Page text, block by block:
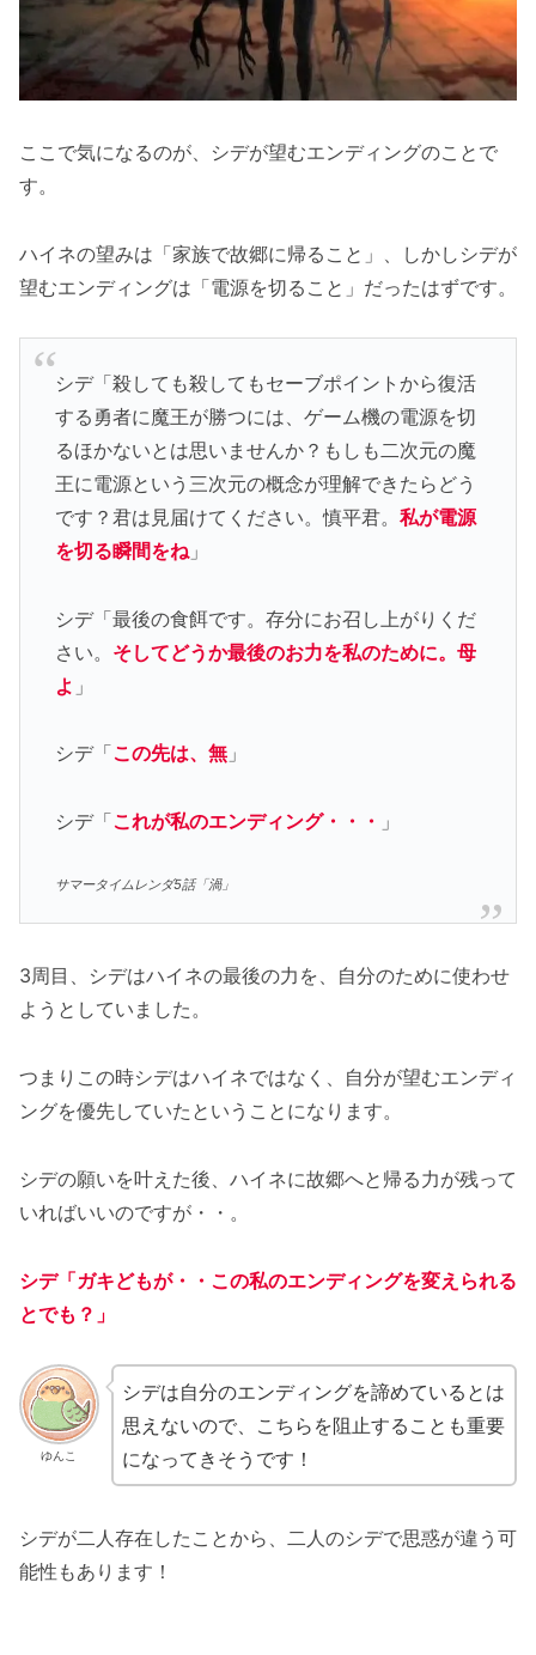
ここで気になるのが、シデが望むエンディングのことで
す。
ハイネの望みは「家族で故郷に帰ること」、しかしシデが
望むエンディングは「電源を切ること」だったはずです。
シデ「殺しても殺してもセーブポイントから復活
する勇者に魔王が勝つには、ゲーム機の電源を切
るほかないとは思いませんか？もしも二次元の魔
王に電源という三次元の概念が理解できたらどう
です？君は見届けてください。慎平君。 私が電源
を切る瞬間をね」
シデ「最後の食餌です。存分にお召し上がりくだ
さい。 そしてどうか最後のお力を私のために。母
よ 」
シデ「この先は、無」
シデ「これが私のエンディング・・・ 」
サマータイムレンダ5話「渦」
3周目、シデはハイネの最後の力を、自分のために使わせ
ようとしていました。
つまりこの時シデはハイネではなく、自分が望むエンディ
ングを優先していたということになります。
シデの願いを叶えた後、ハイネに故郷へと帰る力が残って
いればいいのですが・・。
シデ「ガキどもが・・この私のエンディングを変えられる
とでも？」
ゆんこ
シデは自分のエンディングを諦めているとは
思えないので、こちらを阻止することも重要
になってきそうです！
シデが二人存在したことから、二人のシデで思惑が違う可
能性もあります！